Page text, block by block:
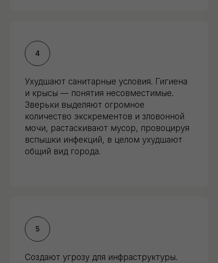
Ухудшают санитарные условия. Гигиена
и крысы — понятия несовместимые.
Зверьки выделяют огромное
количество экскрементов и зловонной
мочи, растаскивают мусор, провоцируя
вспышки инфекций, в целом ухудшают
общий вид города.
Создают угрозу для инфраструктуры.
со скидкой
Дарим скидку 10% при заказе через форму на
сайте. Консультация бесплатно.
ЗАКАЗАТЬ ОБРАБОТКУ